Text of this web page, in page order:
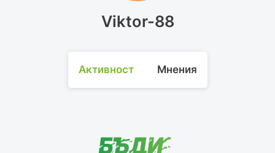
Viktor-88
Активност Мнения